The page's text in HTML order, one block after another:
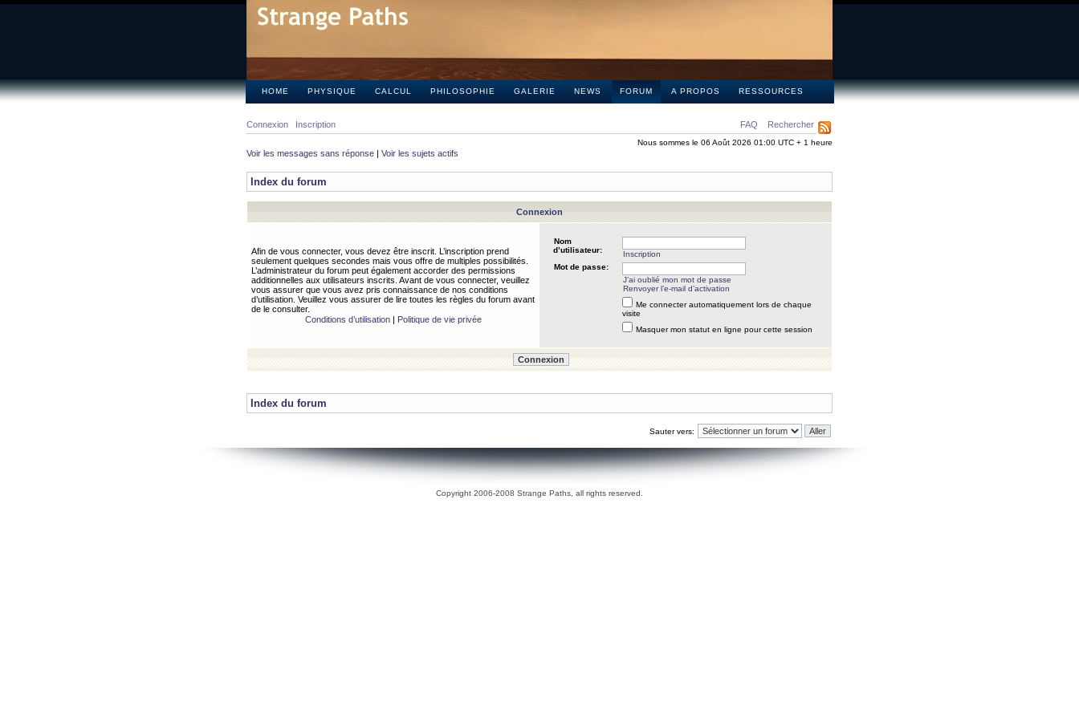
HOME PHYSIQUE CALCUL PHILOSOPHIE GALERIE NEWS FORUM A PROPOS RESSOURCES
FAQ Rechercher
Connexion Inscription
Nous sommes le 06 Août 2026 01:00 UTC + 1 heure
Voir les messages sans réponse | Voir les sujets actifs
Index du forum
Connexion
Afin de vous connecter, vous devez être inscrit. L’inscription prend
seulement quelques secondes mais vous offre de multiples possibilités.
L’administrateur du forum peut également accorder des permissions
additionnelles aux utilisateurs inscrits. Avant de vous connecter, veuillez
vous assurer que vous avez pris connaissance de nos conditions
d’utilisation. Veuillez vous assurer de lire toutes les règles du forum avant
de le consulter.
Conditions d’utilisation| Politique de vie privée
Nom
d’utilisateur:
Inscription
Mot de passe:
J’ai oublié mon mot de passe
Renvoyer l’e-mail d’activation
Me connecter automatiquement lors de chaque
visite
Masquer mon statut en ligne pour cette session
Index du forum
Sauter vers:
Copyright 2006-2008 Strange Paths, all rights reserved.